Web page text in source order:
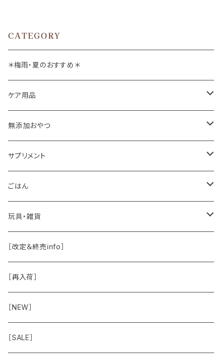
CATEGORY
＊梅雨・夏のおすすめ＊
ケア用品
肉球バーム
ドッグソープ
保湿・除菌・虫除け
保湿剤
除菌
おくち・おめめ・おみみ
おくち
おめめ
ブラシと雑貨
無添加おやつ
お肉
お魚
その他（乳製品・果物野菜）
Natural Marche
ちょこっとシリーズ
◾️躾トレーニングに
◾️長く楽しむ用
◾️特別なご褒美/嗜好性高
サプリメント
皮膚被毛
関節・骨
おめめ
おなか
臓-肝腎心膵
免疫力・健康維持
ごはん
手作り補助
ウェット・お惣菜
ドライ
玩具・雑貨
ノーズワーク・玩具
お散歩用品
オーナー雑貨
［改定＆終売info］
［再入荷］
［NEW］
［SALE］